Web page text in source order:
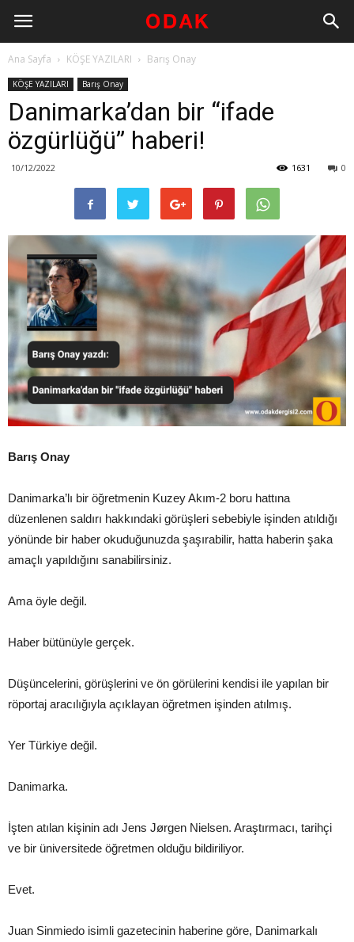
Ana Sayfa KÖŞE YAZILARI Barış Onay
KÖŞE YAZILARI Barış Onay
Danimarka’dan bir “ifade
özgürlüğü” haberi!
10/12/2022 0
1631
Barış Onay
Danimarka’lı bir öğretmenin Kuzey Akım-2 boru hattına
düzenlenen saldırı hakkındaki görüşleri sebebiyle işinden atıldığı
yönünde bir haber okuduğunuzda şaşırabilir, hatta haberin şaka
amaçlı yapıldığını sanabilirsiniz.
Ama öyle değil.
Haber bütünüyle gerçek.
Düşüncelerini, görüşlerini ve ön görülerini kendisi ile yapılan bir
röportaj aracılığıyla açıklayan öğretmen işinden atılmış.
Yer Türkiye değil.
Danimarka.
İşten atılan kişinin adı Jens Jørgen Nielsen. Araştırmacı, tarihçi
ve bir üniversitede öğretmen olduğu bildiriliyor.
Evet.
Juan Sinmiedo isimli gazetecinin haberine göre, Danimarkalı